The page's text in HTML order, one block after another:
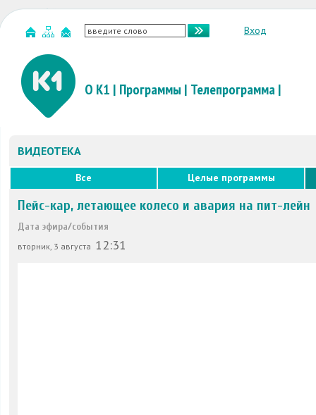
Вход
О К1 | Программы | Телепрограмма|
ВИДЕОТЕКА
Все Целые программы
Пейс-кар, летающее колесо и авария на пит-лейн
Дата эфира/события
вторник, 3 августа 12:31